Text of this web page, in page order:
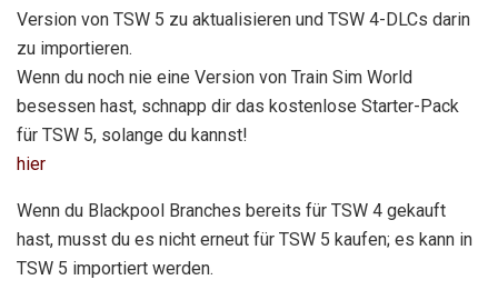
Version von TSW 5 zu aktualisieren und TSW 4-DLCs darin
zu importieren.
Wenn du noch nie eine Version von Train Sim World
besessen hast, schnapp dir das kostenlose Starter-Pack
für TSW 5, solange du kannst!
hier
Wenn du Blackpool Branches bereits für TSW 4 gekauft
hast, musst du es nicht erneut für TSW 5 kaufen; es kann in
TSW 5 importiert werden.